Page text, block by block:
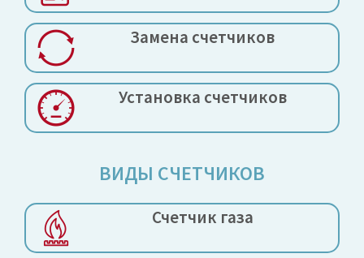
Замена счетчиков
Установка счетчиков
ВИДЫ СЧЕТЧИКОВ
Счетчик газа